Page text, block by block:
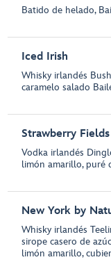
Batido de helado,
Iced Irish
Whisky irlandés
caramelo salado
Strawberry
Vodka irlandés
limón amarillo, puré
New York by
Whisky irlandés
sirope casero de
limón amarillo,